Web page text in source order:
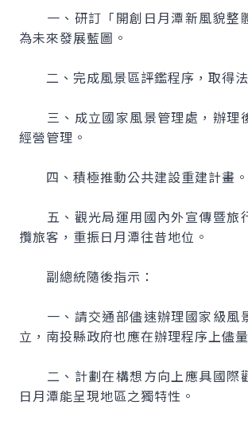
一、研訂「開創日月潭新風貌整
為未來發展藍圖。
二、完成風景區評鑑程序，取得法
三、成立國家風景管理處，辦理
經營管理。
四、積極推動公共建設重建計畫。
五、觀光局運用國內外宣傳暨旅
攬旅客，重振日月潭往昔地位。
副總統隨後指示：
一、請交通部儘速辦理國家級風
立，南投縣政府也應在辦理程序上儘
二、計劃在構想方向上應具國際
日月潭能呈現地區之獨特性。